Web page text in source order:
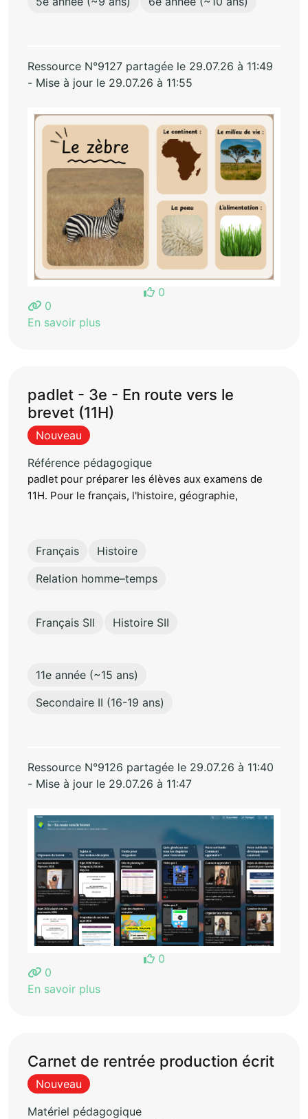
Ressource N°9127 partagée le 29.07.26 à 11:49
- Mise à jour le 29.07.26 à 11:55
0
0
En savoir plus
padlet - 3e - En route vers le
brevet (11H)
Nouveau
Référence pédagogique
padlet pour préparer les élèves aux examens de
11H. Pour le français, l'histoire, géographie,
Français
Histoire
Relation homme–temps
Français SII Histoire SII
11e année (~15 ans)
Secondaire II (16-19 ans)
Ressource N°9126 partagée le 29.07.26 à 11:40
- Mise à jour le 29.07.26 à 11:47
0
0
En savoir plus
Carnet de rentrée production écrit
Nouveau
Matériel pédagogique